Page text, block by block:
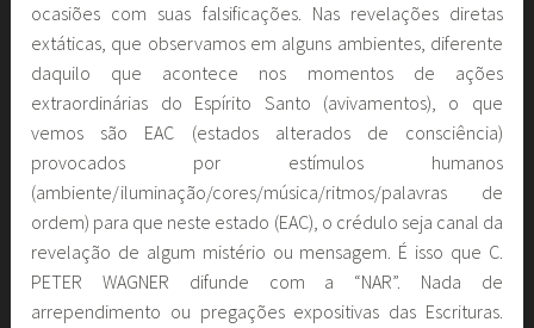
ocasiões com suas falsificações. Nas revelações diretas
extáticas, que observamos em alguns ambientes, diferente
daquilo que acontece nos momentos de ações
extraordinárias do Espírito Santo (avivamentos), o que
vemos são EAC (estados alterados de consciência)
provocados por estímulos humanos
(ambiente/iluminação/cores/música/ritmos/palavras de
ordem) para que neste estado (EAC), o crédulo seja canal da
revelação de algum mistério ou mensagem. É isso que C.
PETER WAGNER difunde com a “NAR”. Nada de
arrependimento ou pregações expositivas das Escrituras.